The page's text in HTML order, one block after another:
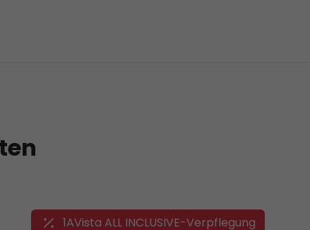
1AVista ALL INCLUSIVE-Verpflegung